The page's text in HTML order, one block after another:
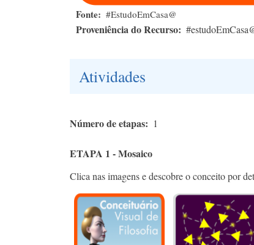
Fonte #EstudoEmCasa@
Proveniência do Recurso
Atividades
Número de etapas 1
ETAPA 1 - Mosaico
Clica nas imagens e descobre o conceito por